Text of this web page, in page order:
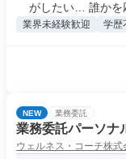
がしたい… 誰かを
業界未経験歓迎 学歴
NEW 業務委託
業務委託パーソナ
ウェルネス・コーチ株式